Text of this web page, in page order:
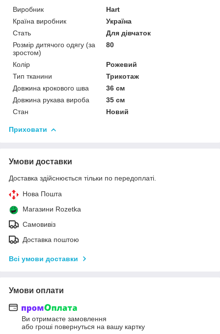
Виробник
Hart
Країна виробник
Україна
Стать
Для дівчаток
Розмір дитячого одягу (за
зростом)
80
Колір
Рожевий
Тип тканини
Трикотаж
Довжина крокового шва
36 см
Довжина рукава вироба
35 см
Стан
Новий
Приховати
Умови доставки
Доставка здійснюється тільки по передоплаті.
Нова Пошта
Магазини Rozetka
Самовивіз
Доставка поштою
Всі умови доставки
Умови оплати
Ви отримаєте замовлення
або гроші повернуться на вашу картку